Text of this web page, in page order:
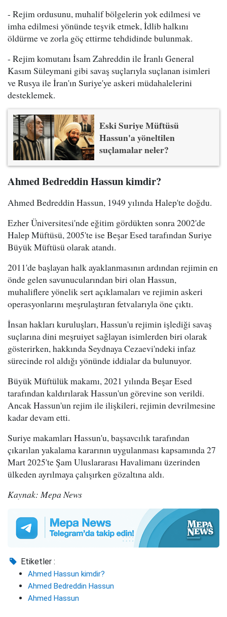
- Rejim ordusunu, muhalif bölgelerin yok edilmesi ve
imha edilmesi yönünde teşvik etmek, İdlib halkını
öldürme ve zorla göç ettirme tehdidinde bulunmak.
- Rejim komutanı İsam Zahreddin ile İranlı General
Kasım Süleymani gibi savaş suçlarıyla suçlanan isimleri
ve Rusya ile İran'ın Suriye'ye askeri müdahalelerini
desteklemek.
Eski Suriye Müftüsü
Hassun'a yöneltilen
suçlamalar neler?
Ahmed Bedreddin Hassun kimdir?
Ahmed Bedreddin Hassun, 1949 yılında Halep'te doğdu.
Ezher Üniversitesi'nde eğitim gördükten sonra 2002'de
Halep Müftüsü, 2005'te ise Beşar Esed tarafından Suriye
Büyük Müftüsü olarak atandı.
2011'de başlayan halk ayaklanmasının ardından rejimin en
önde gelen savunucularından biri olan Hassun,
muhaliflere yönelik sert açıklamaları ve rejimin askeri
operasyonlarını meşrulaştıran fetvalarıyla öne çıktı.
İnsan hakları kuruluşları, Hassun'u rejimin işlediği savaş
suçlarına dini meşruiyet sağlayan isimlerden biri olarak
gösterirken, hakkında Seydnaya Cezaevi'ndeki infaz
sürecinde rol aldığı yönünde iddialar da bulunuyor.
Büyük Müftülük makamı, 2021 yılında Beşar Esed
tarafından kaldırılarak Hassun'un görevine son verildi.
Ancak Hassun'un rejim ile ilişkileri, rejimin devrilmesine
kadar devam etti.
Suriye makamları Hassun'u, başsavcılık tarafından
çıkarılan yakalama kararının uygulanması kapsamında 27
Mart 2025'te Şam Uluslararası Havalimanı üzerinden
ülkeden ayrılmaya çalışırken gözaltına aldı.
Kaynak: Mepa News
Etiketler :
Ahmed Hassun kimdir?
Ahmed Bedreddin Hassun
Ahmed Hassun